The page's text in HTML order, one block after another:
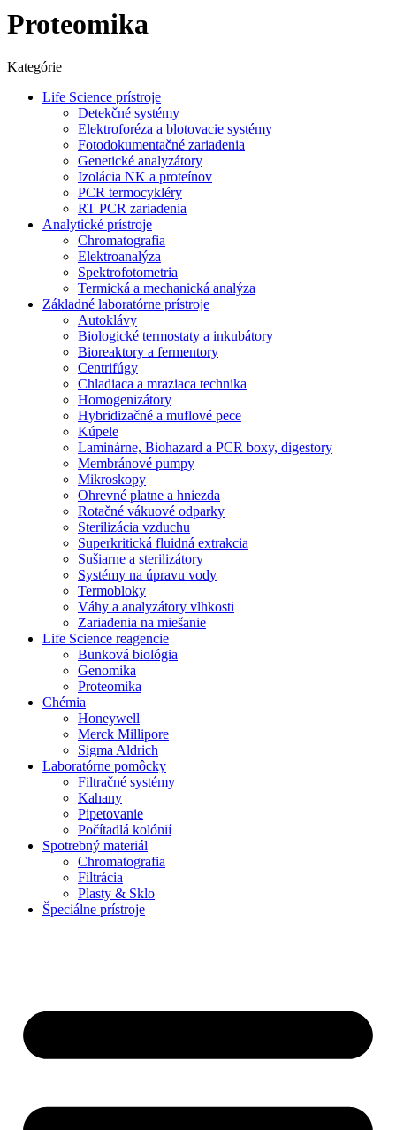
Proteomika
Kategórie
Life Science prístroje
Detekčné systémy
Elektroforéza a blotovacie systémy
Fotodokumentačné zariadenia
Genetické analyzátory
Izolácia NK a proteínov
PCR termocykléry
RT PCR zariadenia
Analytické prístroje
Chromatografia
Elektroanalýza
Spektrofotometria
Termická a mechanická analýza
Základné laboratórne prístroje
Autoklávy
Biologické termostaty a inkubátory
Bioreaktory a fermentory
Centrifúgy
Chladiaca a mraziaca technika
Homogenizátory
Hybridizačné a muflové pece
Kúpele
Laminárne, Biohazard a PCR boxy, digestory
Membránové pumpy
Mikroskopy
Ohrevné platne a hniezda
Rotačné vákuové odparky
Sterilizácia vzduchu
Superkritická fluidná extrakcia
Sušiarne a sterilizátory
Systémy na úpravu vody
Termobloky
Váhy a analyzátory vlhkosti
Zariadenia na miešanie
Life Science reagencie
Bunková biológia
Genomika
Proteomika
Chémia
Honeywell
Merck Millipore
Sigma Aldrich
Laboratórne pomôcky
Filtračné systémy
Kahany
Pipetovanie
Počítadlá kolónií
Spotrebný materiál
Chromatografia
Filtrácia
Plasty & Sklo
Špeciálne prístroje